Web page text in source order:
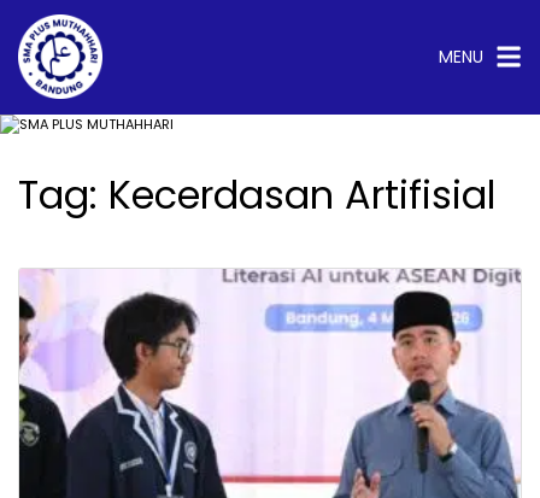
konten
MENU
test
Tag: Kecerdasan Artifisial